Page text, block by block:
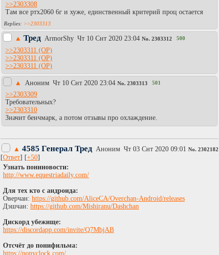
>>2303308
Там все ртх2060 6г и хуже, единственный критерий проц остается
>>2303313
▲ Тред АrmоrShy Чт 10 Снт 2020 23:04 No. 2303312 500
>>2303311
>>2303311
>>2303311
▲ Аноним Чт 10 Снт 2020 23:04 No. 2303313 501
>>2303309
Требовательных?
>>2303310
Значит бенчмарк, а потом отзывы про охлаждение.
▲ 4585 Генерал Тред Аноним Чт 03 Снт 2020 09:01 No. 2302182
[Ответ] [+50]
Узнать пониновости:
http://www.equestriadaily.com/
Для тех кто с андроида:
Оверчан: https://github.com/AliceCA/Overchan-Android/releases
Дэшчан: https://github.com/Mishiranu/Dashchan
Дискорд убежище:
https://discordapp.com/invite/Q7MbjAB
Отсчёт до понифильма:
https://ponyclock.com/